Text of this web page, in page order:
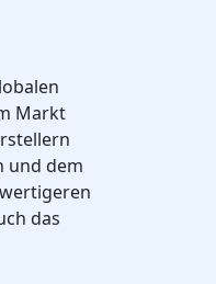
Markt
und dem
das